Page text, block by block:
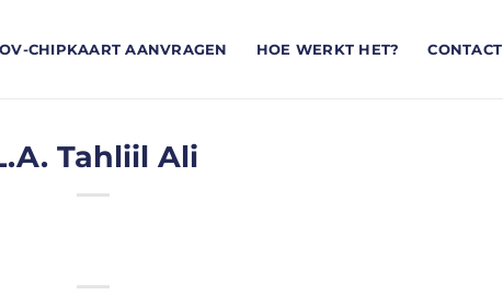
OV-CHIPKAART AANVRAGEN HOE WERKT HET? CONTACT
Tahliil Ali